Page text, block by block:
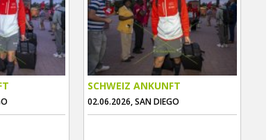
SCHWEIZ ANKUNFT
02.06.2026, SAN DIEGO